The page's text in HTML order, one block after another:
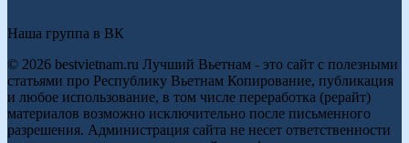
Наша группа в ВК
© 2026 bestvietnam.ru Лучший Вьетнам - это сайт с полезными
статьями про Республику Вьетнам Копирование, публикация
и любое использование, в том числе переработка (рерайт)
материалов возможно исключительно после письменного
разрешения. Администрация сайта не несет ответственности